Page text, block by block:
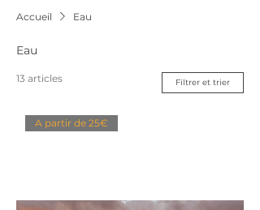
Accueil Eau
Eau
13 articles Filtrer et trier
A partir de 25€